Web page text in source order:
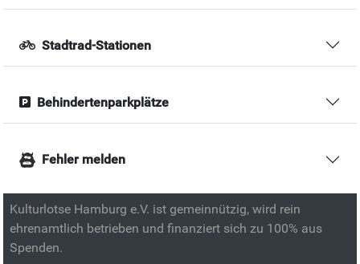
Stadtrad-Stationen
Behindertenparkplätze
Fehler melden
Kulturlotse Hamburg e.V. ist gemeinnützig, wird rein
ehrenamtlich betrieben und finanziert sich zu 100% aus
Spenden.